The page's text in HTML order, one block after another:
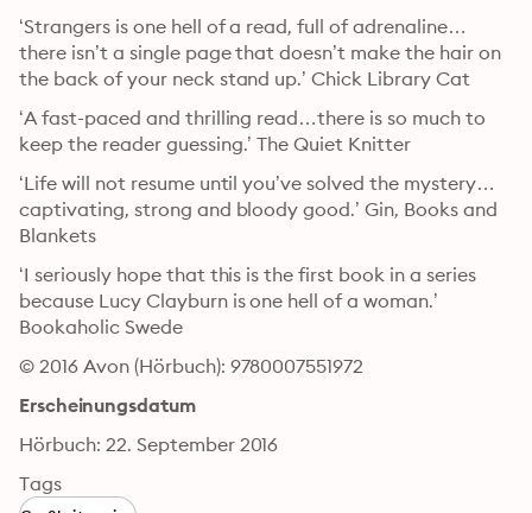
‘Strangers is one hell of a read, full of adrenaline…
there isn’t a single page that doesn’t make the hair on
the back of your neck stand up.’ Chick Library Cat
‘A fast-paced and thrilling read…there is so much to
keep the reader guessing.’ The Quiet Knitter
‘Life will not resume until you’ve solved the mystery…
captivating, strong and bloody good.’ Gin, Books and
Blankets
‘I seriously hope that this is the first book in a series
because Lucy Clayburn is one hell of a woman.’
Bookaholic Swede
© 2016 Avon (Hörbuch): 9780007551972
Erscheinungsdatum
Hörbuch: 22. September 2016
Tags